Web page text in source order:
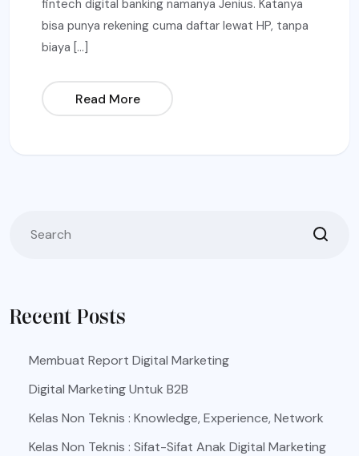
fintech digital banking namanya Jenius. Katanya
bisa punya rekening cuma daftar lewat HP, tanpa
biaya […]
Read More
Recent Posts
Membuat Report Digital Marketing
Digital Marketing Untuk B2B
Kelas Non Teknis : Knowledge, Experience, Network
Kelas Non Teknis : Sifat-Sifat Anak Digital Marketing